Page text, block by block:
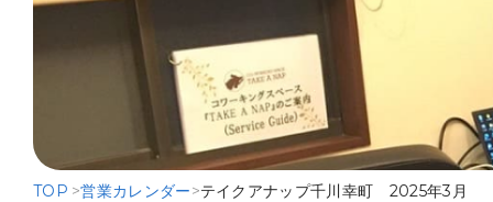
TOP >営業カレンダー>テイクアナップ千川幸町 2025年3月